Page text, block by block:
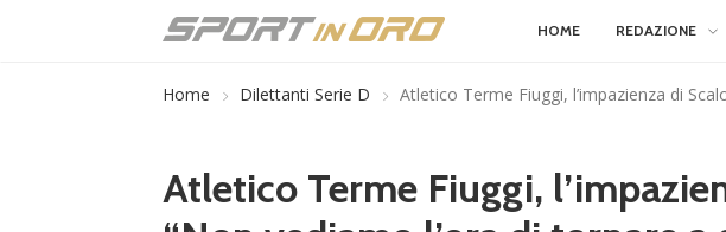
HOME REDAZIONE
Home Dilettanti Serie D Atletico Terme Fiuggi, l’impazienza di
Atletico Terme Fiuggi,